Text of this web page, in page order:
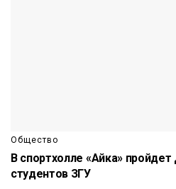
Общество
В спортхолле «Айка»
студентов ЗГУ